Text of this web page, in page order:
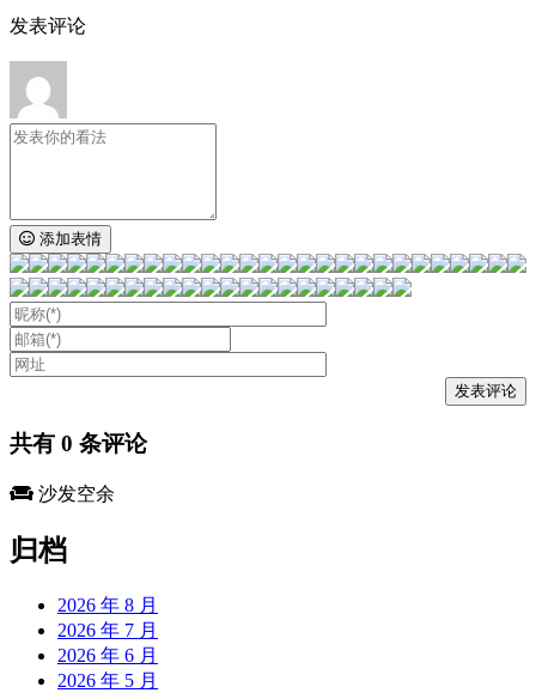
发表评论
添加表情
共有 0 条评论
沙发空余
归档
2026 年 8 月
2026 年 7 月
2026 年 6 月
2026 年 5 月